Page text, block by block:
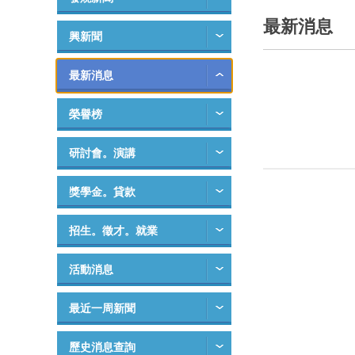
興新聞
最新消息
榮譽榜
研討會。演講
獎學金。貸款
招生。徵才。就業
活動消息
最近一周新聞
歷史消息查詢
最新消息